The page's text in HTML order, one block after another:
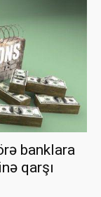
banklara
qarşı